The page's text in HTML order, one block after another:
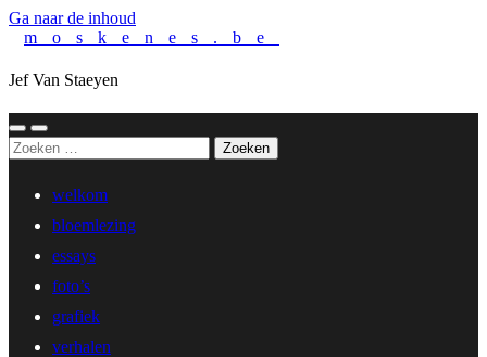
Ga naar de inhoud
moskenes.be
Jef Van Staeyen
Toggle
mobiel
menu
Toggle
zoekveld
Zoeken
welkom
bloemlezing
essays
foto’s
grafiek
verhalen